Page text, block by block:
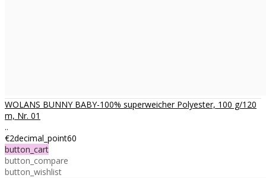
WOLANS BUNNY BABY-100% superweicher Polyester, 100 g/120
m, Nr. 01
..
€2decimal_point60
button_cart
button_compare
button_wishlist